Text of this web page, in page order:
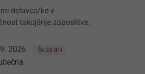
delavce/ke v
takojšnje zaposlitve.
2026 Še 28 dni